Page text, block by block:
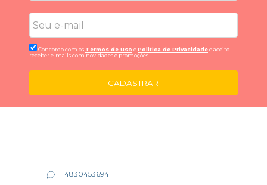
Concordo com os Termos de uso ePolitica de Privacidadee aceito
receber e-mails com novidades e promoções.
CADASTRAR
4830453694